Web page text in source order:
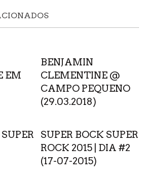
EM
BENJAMIN
CLEMENTINE @
CAMPO PEQUENO
(29.03.2018)
SUPER BOCK SUPER
ROCK 2015 | DIA #2
(17-07-2015)